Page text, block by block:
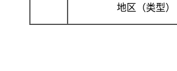
地区（类型）